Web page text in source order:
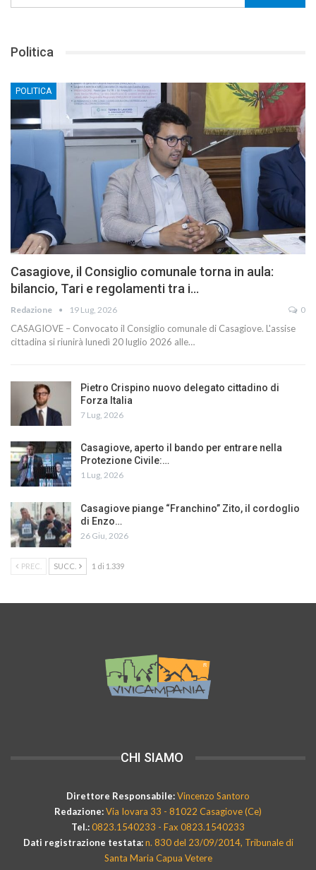
Politica
POLITICA
Casagiove, il Consiglio comunale torna in aula:
bilancio, Tari e regolamenti tra i…
Redazione 19 Lug, 2026 0
CASAGIOVE – Convocato il Consiglio comunale di Casagiove. L'assise
cittadina si riunirà lunedì 20 luglio 2026 alle…
Pietro Crispino nuovo delegato cittadino di
Forza Italia
7 Lug, 2026
Casagiove, aperto il bando per entrare nella
Protezione Civile:…
1 Lug, 2026
Casagiove piange “Franchino” Zito, il cordoglio
di Enzo…
26 Giu, 2026
PREC. SUCC. 1 di 1.339
CHI SIAMO
Direttore Responsabile:Vincenzo Santoro
Redazione:Via Iovara 33 - 81022 Casagiove (Ce)
Tel.:0823.1540233 - Fax 0823.1540233
Dati registrazione testata:n. 830 del 23/09/2014, Tribunale di
Santa Maria Capua Vetere